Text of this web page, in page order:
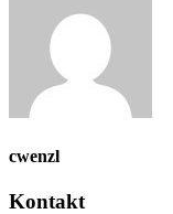
cwenzl
Kontakt